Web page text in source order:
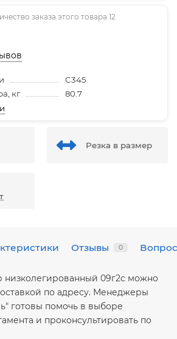
заказа этого товара 12
С345
кг
80.7
Резка в размер
Отзывы 0
низколегированный 09г2с можно
по адресу. Менеджеры
готовы помочь в выборе
и проконсультировать по